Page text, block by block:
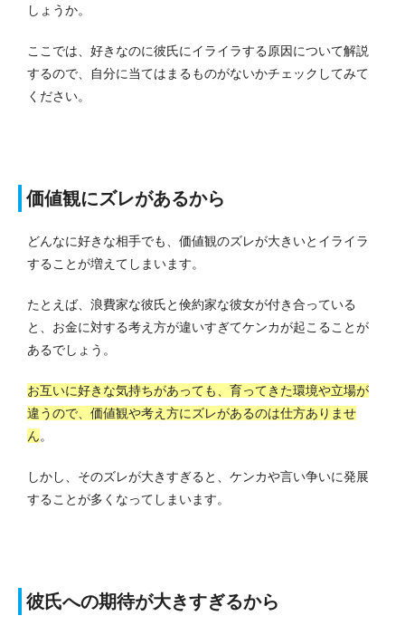
しょうか。
ここでは、好きなのに彼氏にイライラする原因について解説
するので、自分に当てはまるものがないかチェックしてみて
ください。
価値観にズレがあるから
どんなに好きな相手でも、価値観のズレが大きいとイライラ
することが増えてしまいます。
たとえば、浪費家な彼氏と倹約家な彼女が付き合っている
と、お金に対する考え方が違いすぎてケンカが起こることが
あるでしょう。
お互いに好きな気持ちがあっても、育ってきた環境や立場が
違うので、価値観や考え方にズレがあるのは仕方ありませ
ん。
しかし、そのズレが大きすぎると、ケンカや言い争いに発展
することが多くなってしまいます。
彼氏への期待が大きすぎるから